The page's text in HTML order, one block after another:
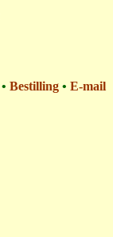
• Bestilling • E-mail